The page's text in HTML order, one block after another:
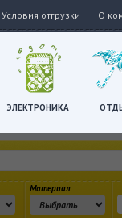
Условия отгрузки О
ЭЛЕКТРОНИКА
Материал